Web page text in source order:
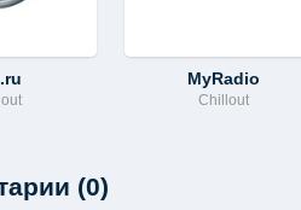
MyRadio
Chillout
(0)